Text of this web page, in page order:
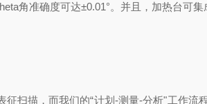
角准确度可达±0.01°。并且，加热台可
扫描，而我们的“计划-测量-分析"工作流